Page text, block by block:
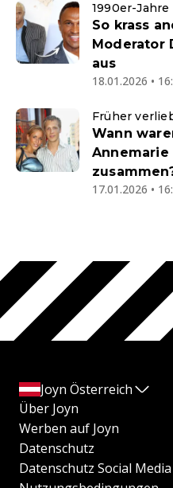
1990er-
So krass
Moderator
aus
18.01.2026 •
Früher
Wann
Annemarie
17.01.2026 •
Joyn Österreich
Über Joyn
Werben auf Joyn
Datenschutz
Datenschutz Social Media